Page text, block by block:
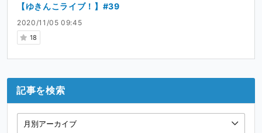
2020/11/05 09:45
18
【ゆきんこライブ！】#39
記事を検索